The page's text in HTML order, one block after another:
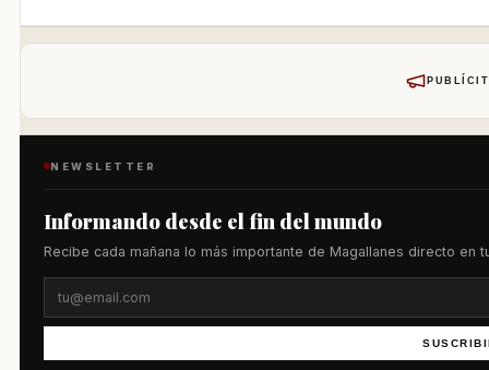
NEWSLETTER
Informando desde el fin del mundo
Recibe cada mañana lo más importante de Magallanes directo en